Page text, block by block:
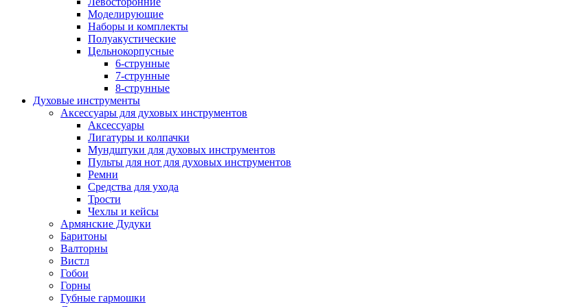
Моделирующие
Наборы и комплекты
Полуакустические
Цельнокорпусные
6-струнные
7-струнные
8-струнные
Духовые инструменты
Аксессуары для духовых инструментов
Аксессуары
Лигатуры и колпачки
Мундштуки для духовых инструментов
Пульты для нот для духовых инструментов
Ремни
Средства для ухода
Трости
Чехлы и кейсы
Армянские Дудуки
Баритоны
Валторны
Вистл
Гобои
Горны
Губные гармошки